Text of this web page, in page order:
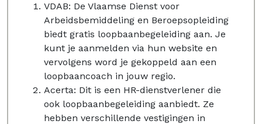
VDAB: De Vlaamse Dienst voor
Arbeidsbemiddeling en Beroepsopleiding
biedt gratis loopbaanbegeleiding aan. Je
kunt je aanmelden via hun website en
vervolgens word je gekoppeld aan een
loopbaancoach in jouw regio.
Acerta: Dit is een HR-dienstverlener die
ook loopbaanbegeleiding aanbiedt. Ze
hebben verschillende vestigingen in